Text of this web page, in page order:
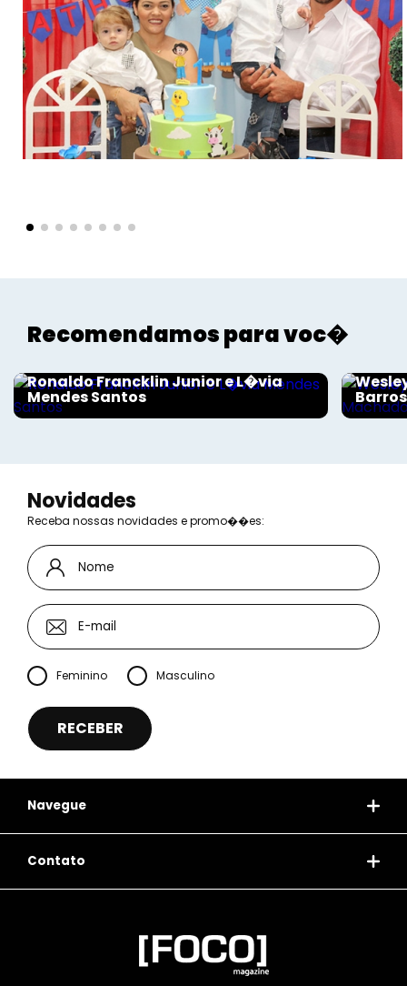
Voltar
Recomendamos para voc�
Ronaldo Francklin Junior e L�via
Mendes Santos
Novidades
Receba nossas novidades e promo��es:
Feminino Masculino
Navegue
Contato